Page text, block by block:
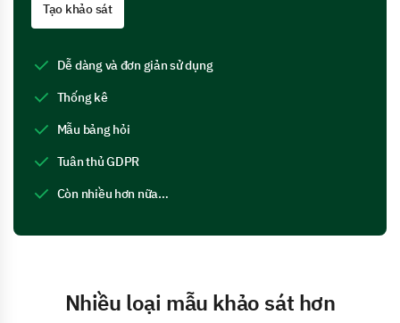
Tạo khảo sát
Dễ dàng và đơn giản sử dụng
Thống kê
Mẫu bảng hỏi
Tuân thủ GDPR
Còn nhiều hơn nữa…
Nhiều loại mẫu khảo sát hơn